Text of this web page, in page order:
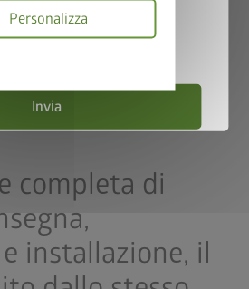
Personalizza
privacy
completa di
installazione, il
e le condizioni di
.
Invia